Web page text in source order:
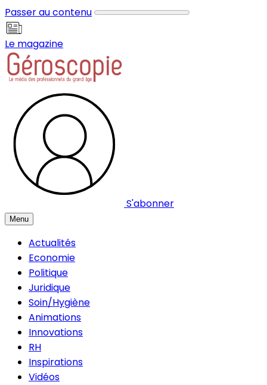
Passer au contenu
Le magazine
S'abonner
Menu
Actualités
Economie
Politique
Juridique
Soin/Hygiène
Animations
Innovations
RH
Inspirations
Vidéos
Panneau de gestion des cookies